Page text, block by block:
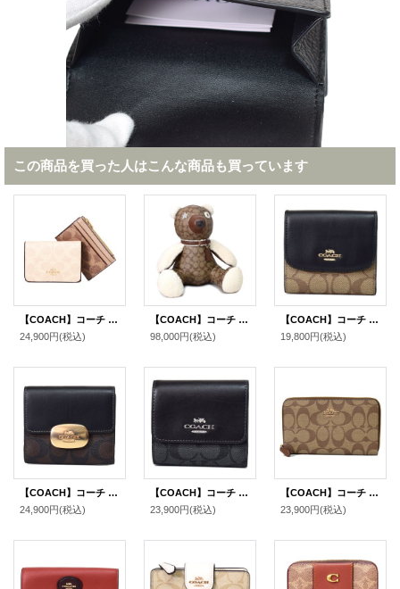
この商品を買った人はこんな商品も買っています
【COACH】コーチ 財布 カードケース付き コーティングキャンバス レザー シグネチャー ブロックド ウォレット コンパクト 三つ折り財布 サンド×タン（日本未発売）
24,900円(税込)
【COACH】コーチ コーティングキャンバス ぺブルレザー スムースレザー シアリング 羊毛 シグネチャー テディベア ぬいぐるみ カーキ〔日本未発売〕
98,000円(税込)
【COACH】コーチ ラグジュアリー シグネチャー スモール 三つ折り財布 カーキ×ブラック（日本未発売）
19,800円(税込)
【COACH】コーチ コーティングキャンバス レザー シグネチャー スモール エライザ ロゴ ウォレット 二つ折り財布 ブラウン×ブラック〔日本未発売〕
24,900円(税込)
【COACH】コーチ コーティングキャンバス レザー シグネチャー スモール トリフォールド コンパクト 三つ折り財布 グラファイト×ブラック（日本未発売）
23,900円(税込)
【COACH】コーチ コーティングキャンバス シグネチャー ミディアム ジップ アラウンド ウォレット 財布 カーキ×サドル2（日本未発売）
23,900円(税込)